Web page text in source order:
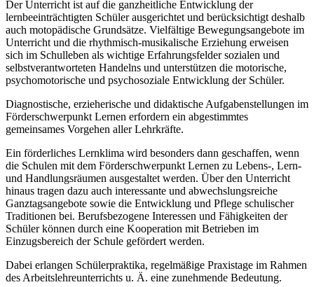
Der Unterricht ist auf die ganzheitliche Entwicklung der
lernbeeinträchtigten Schüler ausgerichtet und berücksichtigt deshalb
auch motopädische Grundsätze. Vielfältige Bewegungsangebote im
Unterricht und die rhythmisch-musikalische Erziehung erweisen
sich im Schulleben als wichtige Erfahrungsfelder sozialen und
selbstverantworteten Handelns und unterstützen die motorische,
psychomotorische und psychosoziale Entwicklung der Schüler.
Diagnostische, erzieherische und didaktische Aufgabenstellungen im
Förderschwerpunkt Lernen erfordern ein abgestimmtes
gemeinsames Vorgehen aller Lehrkräfte.
Ein förderliches Lernklima wird besonders dann geschaffen, wenn
die Schulen mit dem Förderschwerpunkt Lernen zu Lebens-, Lern-
und Handlungsräumen ausgestaltet werden. Über den Unterricht
hinaus tragen dazu auch interessante und abwechslungsreiche
Ganztagsangebote sowie die Entwicklung und Pflege schulischer
Traditionen bei. Berufsbezogene Interessen und Fähigkeiten der
Schüler können durch eine Kooperation mit Betrieben im
Einzugsbereich der Schule gefördert werden.
Dabei erlangen Schülerpraktika, regelmäßige Praxistage im Rahmen
des Arbeitslehreunterrichts u. Ä. eine zunehmende Bedeutung.